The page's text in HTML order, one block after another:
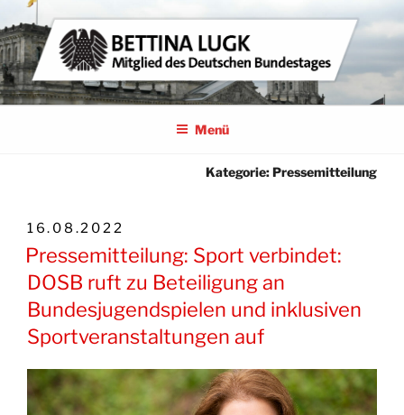
Zum
Inhalt
springen
BETTINA LUGK
MITGLIED DES DEUTSCHEN BUNDESTAGES
Menü
Kategorie:Pressemitteilung
VERÖFFENTLICHT
AM
16.08.2022
Pressemitteilung: Sport verbindet:
DOSB ruft zu Beteiligung an
Bundesjugendspielen und inklusiven
Sportveranstaltungen auf